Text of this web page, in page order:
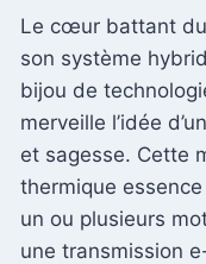
Le cœur battant
son système
bijou de
merveille l’idée
et sagesse. Cette
thermique
un ou plusieurs
une transmission